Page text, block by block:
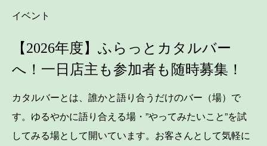
イベント
【2026年度】ふらっとカタルバー
へ！一日店主も参加者も随時募集！
カタルバーとは、誰かと語り合うだけのバー（場）で
す。ゆるやかに語り合える場・”やってみたいこと”を試
してみる場として開いています。お客さんとして気軽に